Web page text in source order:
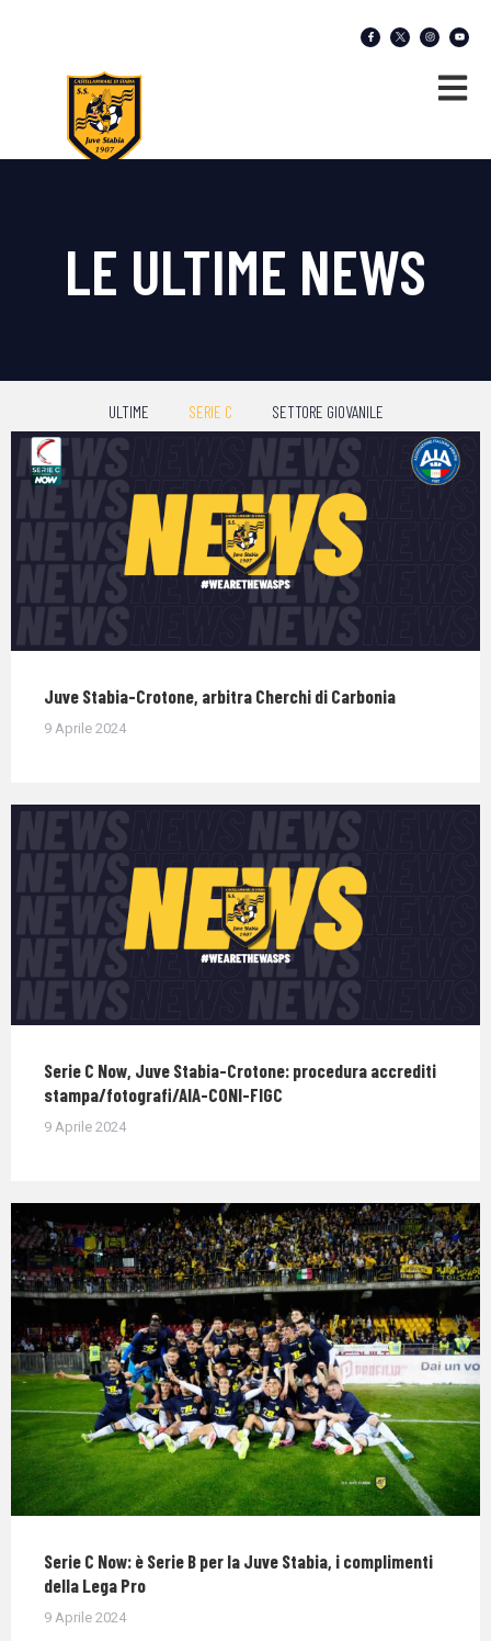
LE ULTIME NEWS
ULTIME SERIE C SETTORE GIOVANILE
Juve Stabia-Crotone, arbitra Cherchi di Carbonia
9 Aprile 2024
Serie C Now, Juve Stabia-Crotone: procedura accrediti
stampa/fotografi/AIA-CONI-FIGC
9 Aprile 2024
Serie C Now: è Serie B per la Juve Stabia, i complimenti
della Lega Pro
9 Aprile 2024